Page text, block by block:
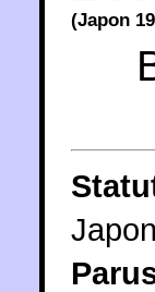
(Japon
Japon